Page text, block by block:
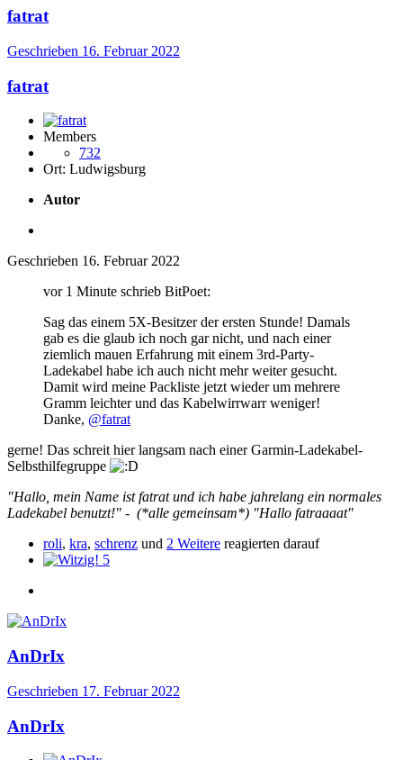
fatrat
Geschrieben 16. Februar 2022
fatrat
Members
732
Ort: Ludwigsburg
Autor
Geschrieben 16. Februar 2022
vor 1 Minute schrieb BitPoet:
Sag das einem 5X-Besitzer der ersten Stunde! Damals
gab es die glaub ich noch gar nicht, und nach einer
ziemlich mauen Erfahrung mit einem 3rd-Party-
Ladekabel habe ich auch nicht mehr weiter gesucht.
Damit wird meine Packliste jetzt wieder um mehrere
Gramm leichter und das Kabelwirrwarr weniger!
Danke, @fatrat
gerne! Das schreit hier langsam nach einer Garmin-Ladekabel-
Selbsthilfegruppe
"Hallo, mein Name ist fatrat und ich habe jahrelang ein normales
Ladekabel benutzt!" - (*alle gemeinsam*) "Hallo fatraaaat"
roli, kra, schrenz und 2 Weitere reagierten darauf
5
AnDrIx
Geschrieben 17. Februar 2022
AnDrIx